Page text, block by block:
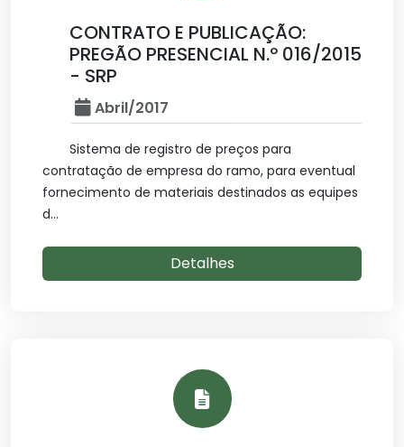
CONTRATO E PUBLICAÇÃO:
PREGÃO PRESENCIAL N.º 016/2015
- SRP
Abril/2017
Sistema de registro de preços para
contratação de empresa do ramo, para eventual
fornecimento de materiais destinados as equipes
d...
Detalhes